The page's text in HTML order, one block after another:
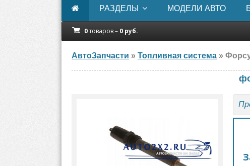
РАЗДЕЛЫ МОДЕЛИ АВТО
0товаров – 0 руб.
АвтоЗапчасти » Топливная система »